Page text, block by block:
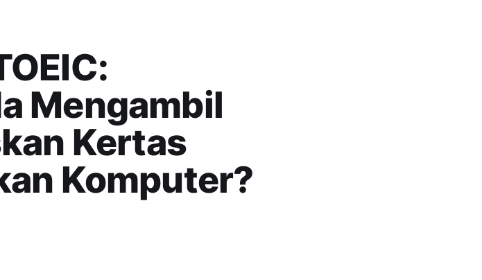
Mengambil
Kertas
Komputer?